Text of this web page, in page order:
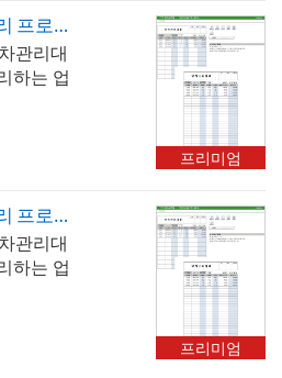
관리하
작성
프로그
은 중도
정확히
잔여 월
사일자
기준을
하세요.
월 30일
원 대상
업무
니다.
도말 또
지급
접 입력
러나 실
지 못한
에 미사
등 복
흐름을
지 기능
연차 누
를 당해
잔여 연
산입력 :
연차에
액, 처
산 이력
입력, 월
연차사
당), 연
연차관리대장 데이터관리 프로그램(연차수당확인)
관리대
하는 업
하고
할 수 있
하는 데
있습니
연차관
장하여
있습니
프리미엄
연차관리대장 데이터관리 프로그램(연차수당확인)
관리대
하는 업
하고
할 수 있
하는 데
있습니
프리미엄